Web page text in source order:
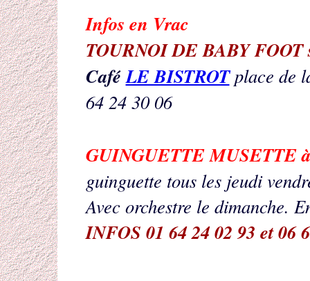
Infos en Vrac
TOURNOI DE BABY FOOT
CaféLE BISTROTplace de
64 24 30 06
GUINGUETTE MUSETTE
guinguette tous les jeudi
Avec orchestre le dimanche.
INFOS 01 64 24 02 93 et 06